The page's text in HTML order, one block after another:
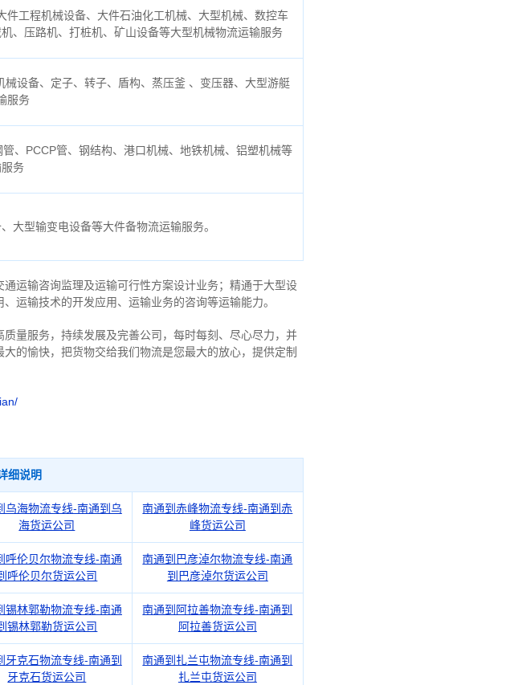
工程机械设备、大件石油化工机械、大型机械、数控车
、压路机、打桩机、矿山设备等大型机械物流运输服务
设备、定子、转子、盾构、蒸压釜 、变压器、大型游艇
服务
、PCCP管、钢结构、港口机械、地铁机械、铝塑机械等
务
大型输变电设备等大件备物流运输服务。
运输咨询监理及运输可行性方案设计业务；精通于大型设
运输技术的开发应用、运输业务的咨询等运输能力。
量服务，持续发展及完善公司，每时每刻、尽心尽力， 并
的愉快，把货物交给我们物流是您最大的放心， 提供定制
细说明
乌海物流专线-南通到乌
海货运公司
南通到赤峰物流专线-南通到赤
峰货运公司
呼伦贝尔物流专线-南通
呼伦贝尔货运公司
南通到巴彦淖尔物流专线-南通
到巴彦淖尔货运公司
锡林郭勒物流专线-南通
锡林郭勒货运公司
南通到阿拉善物流专线-南通到
阿拉善货运公司
牙克石物流专线-南通到
牙克石货运公司
南通到扎兰屯物流专线-南通到
扎兰屯货运公司